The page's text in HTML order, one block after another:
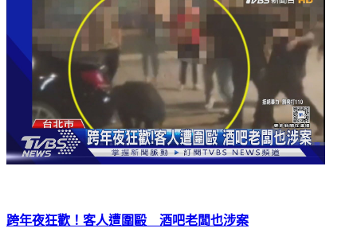
跨年夜狂歡！客人遭圍毆 酒吧老闆也涉案